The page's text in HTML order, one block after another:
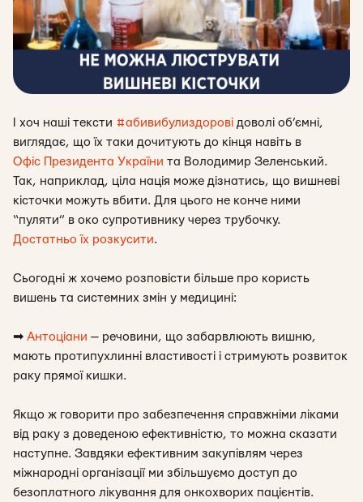
І хоч наші тексти #абивибулиздорові доволі об’ємні,
виглядає, що їх таки дочитують до кінця навіть в
Офіс Президента України та Володимир Зеленський.
Так, наприклад, ціла нація може дізнатись, що вишневі
кісточки можуть вбити. Для цього не конче ними
“пуляти” в око супротивнику через трубочку.
Достатньо їх розкусити.
Сьогодні ж хочемо розповісти більше про користь
вишень та системних змін у медицині:
➡ Антоціани — речовини, що забарвлюють вишню,
мають протипухлинні властивості і стримують розвиток
раку прямої кишки.
Якщо ж говорити про забезпечення справжніми ліками
від раку з доведеною ефективністю, то можна сказати
наступне. Завдяки ефективним закупівлям через
міжнародні організації ми збільшуємо доступ до
безоплатного лікування для онкохворих пацієнтів.